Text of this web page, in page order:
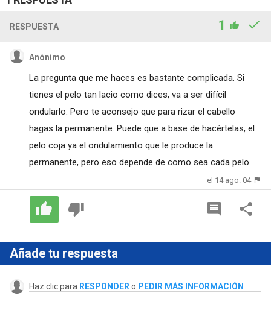
RESPUESTA 1
Anónimo
La pregunta que me haces es bastante complicada. Si
tienes el pelo tan lacio como dices, va a ser difícil
ondularlo. Pero te aconsejo que para rizar el cabello
hagas la permanente. Puede que a base de hacértelas, el
pelo coja ya el ondulamiento que le produce la
permanente, pero eso depende de como sea cada pelo.
el 14 ago. 04
Añade tu respuesta
Haz clic para RESPONDER o PEDIR MÁS INFORMACIÓN